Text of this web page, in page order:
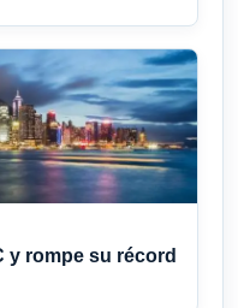
y rompe su récord